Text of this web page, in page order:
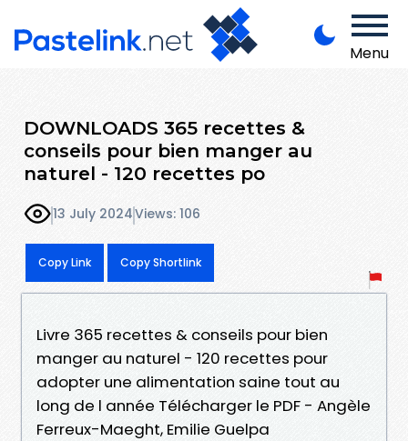
Menu
DOWNLOADS 365 recettes &
conseils pour bien manger au
naturel - 120 recettes po
13 July 2024Views: 106
Copy Link Copy Shortlink
Livre 365 recettes & conseils pour bien
manger au naturel - 120 recettes pour
adopter une alimentation saine tout au
long de l année Télécharger le PDF - Angèle
Ferreux-Maeght, Emilie Guelpa